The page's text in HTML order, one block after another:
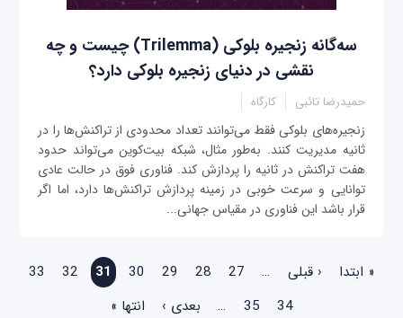
سه‌گانه زنجیره بلوکی (Trilemma) چیست و چه
نقشی در دنیای زنجیره بلوکی دارد؟
حمیدرضا تائبی کارگاه
زنجیره‌های بلوکی فقط می‌توانند تعداد محدودی از تراکنش‌ها را در
ثانیه مدیریت کنند. به‌طور مثال، شبکه بیت‌کوین می‌تواند حدود
هفت تراکنش در ثانیه را پردازش کند. فناوری فوق در حالت عادی
توانایی و سرعت خوبی در زمینه پردازش تراکنش‌ها دارد، اما اگر
قرار باشد این فناوری در مقیاس جهانی...
صفحه‌ها
« ابتدا ‹ قبلی …
27
28
29
30
31
32
33
34
35
… بعدی › انتها »